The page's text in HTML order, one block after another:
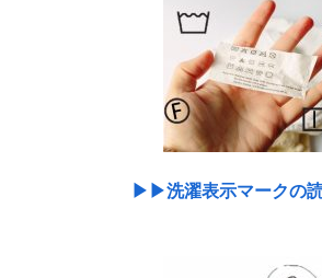
▶︎▶︎洗濯表示マークの